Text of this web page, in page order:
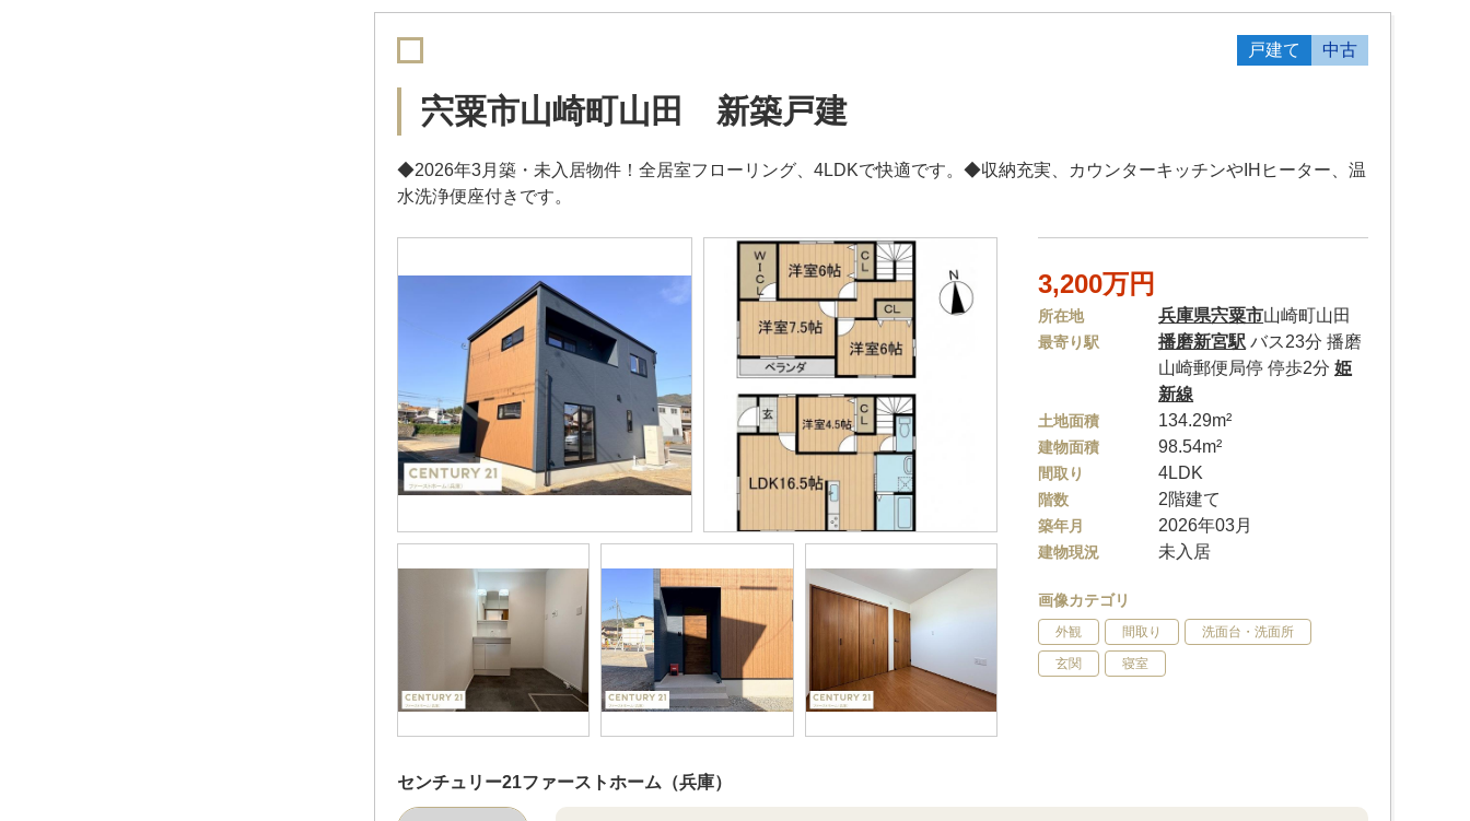
戸建て 中古
宍粟市山崎町山田 新築戸建
◆2026年3月築・未入居物件！全居室フローリング、4LDKで快適です。◆収納充実、カウンターキッチンやIHヒーター、温
水洗浄便座付きです。
3,200万円
所在地 兵庫県宍粟市山崎町山田
最寄り駅 播磨新宮駅 バス23分 播磨
山崎郵便局停 停歩2分姫
新線
土地面積 134.29m²
建物面積 98.54m²
間取り 4LDK
階数 2階建て
築年月 2026年03月
建物現況 未入居
画像カテゴリ
外観 間取り 洗面台・洗面所
玄関 寝室
センチュリー21ファーストホーム（兵庫）